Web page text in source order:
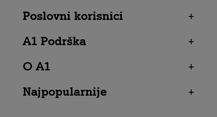
Poslovni korisnici
+
A1 Podrška
+
O A1
+
Najpopularnije
+